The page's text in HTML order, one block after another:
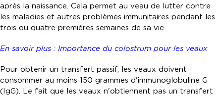
après la naissance. Cela permet au veau de lutter contre
les maladies et autres problèmes immunitaires pendant les
trois ou quatre premières semaines de sa vie.
En savoir plus : Importance du colostrum pour les veaux
Pour obtenir un transfert passif, les veaux doivent
consommer au moins 150 grammes d'immunoglobuline G
(IgG). Le fait que les veaux n'obtiennent pas un transfert